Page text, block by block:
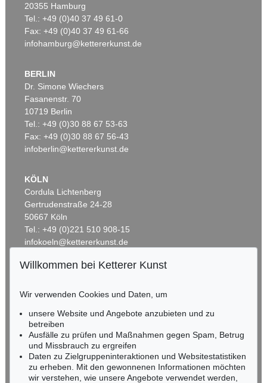
Auktion 545 - Lot 69
IMI KNOEBEL
Rot-Weiss , 1991
Ergebnis:€ 190.500
Cut-up 18
Ergebnis:
Auktion 590 - Lot 24
Ergebnis:€ 152.400
20355 Hamburg
Tel.: +49 (0)40 37 49 61-0
Fax: +49 (0)40 37 49 61-66
infohamburg@kettererkunst.de
BERLIN
Dr. Simone Wiechers
Fasanenstr. 70
10719 Berlin
Tel.: +49 (0)30 88 67 53-63
Fax: +49 (0)30 88 67 56-43
infoberlin@kettererkunst.de
KÖLN
Cordula Lichtenberg
Gertrudenstraße 24-28
50667 Köln
Tel.: +49 (0)221 510 908-15
infokoeln@kettererkunst.de
RHEINLAND-PFALZ
Miriam Heß
Tel.: +49 (0)62 21 58 80-038
Fax: +49 (0)62 21 58 80-595
infoheidelberg@kettererkunst.de
NORDDEUTSCHLAND
Willkommen bei Ketterer Kunst
Wir verwenden Cookies und Daten, um
unsere Website und Angebote anzubieten und zu
betreiben
Ausfälle zu prüfen und Maßnahmen gegen Spam, Betrug
und Missbrauch zu ergreifen
Daten zu Zielgruppeninteraktionen und Websitestatistiken
zu erheben. Mit den gewonnenen Informationen möchten
wir verstehen, wie unsere Angebote verwendet werden,